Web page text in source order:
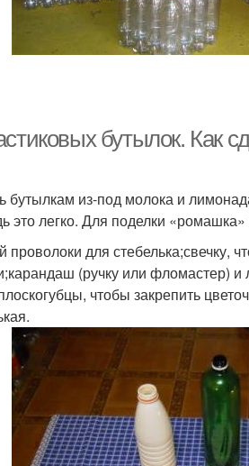
бутылок. Как
бутылкам из-под молока и
это легко. Для поделки
проволоки для стебелька;свечку,
(ручку или фломастер)
чтобы закрепить